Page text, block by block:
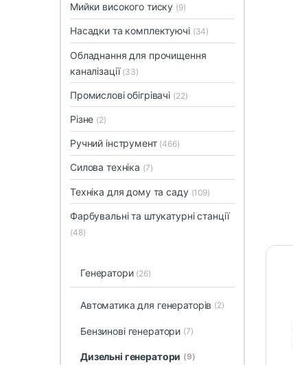
Мийки високого тиску (9)
Насадки та комплектуючі (34)
Обладнання для прочищення
каналізації (33)
Промислові обігрівачі (22)
Різне (2)
Ручний інструмент (466)
Силова техніка (7)
Техніка для дому та саду (109)
Фарбувальні та штукатурні станції
(48)
Генератори (26)
Автоматика для генераторів (2)
Бензинові генератори (7)
Дизельні генератори (9)